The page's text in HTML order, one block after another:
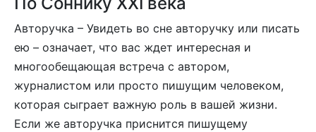
Авторучка – Увидеть во сне авторучку или писать
ею – означает, что вас ждет интересная и
многообещающая встреча с автором,
журналистом или просто пишущим человеком,
которая сыграет важную роль в вашей жизни.
Если же авторучка приснится пишущему